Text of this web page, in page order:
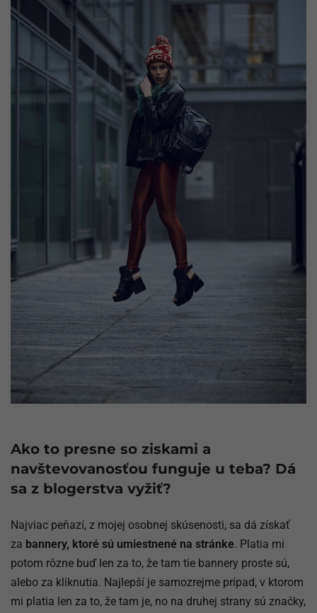
Ako to presne so ziskami a
navštevovanosťou funguje u teba? Dá
sa z blogerstva vyžiť?
Najviac peňazí, z mojej osobnej skúsenosti, sa dá získať
za bannery, ktoré sú umiestnené na stránke. Platia mi
potom rôzne buď len za to, že tam tie bannery proste sú,
alebo za kliknutia. Najlepší je samozrejme prípad, v ktorom
mi platia len za to, že tam je, no na druhej strany sú značky,